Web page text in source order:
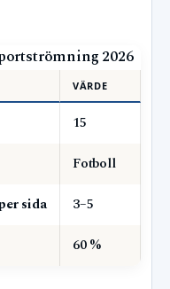
2026
VÄRDE
15
Fotboll
sida
3–5
60 %